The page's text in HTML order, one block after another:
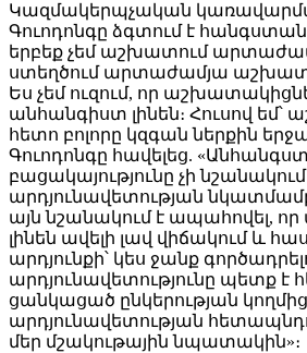
Կազմակերպչական
Գուոդոնգը ձգտում է
երբեք չեմ աշխատում
ստեղծում արտաժամյա
Ես չեմ ուզում, որ
անհանգիստ լինեն։ Հուսով
հետո բոլորը կզգան ներքին
Գուոդոնգը հավելեց.
բացակայությունը չի
արդյունավետության
այն նշանակում է ապահովել,
լինեն ավելի լավ վիճակում և
արդյունքի՝ կես ջանք
արդյունավետությունը պետք է
ցանկացած ընկերության
արդյունավետության
մեր մշակութային նպատակին»։